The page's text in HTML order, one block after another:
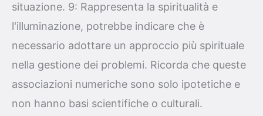
situazione. 9: Rappresenta la spiritualità e
l'illuminazione, potrebbe indicare che è
necessario adottare un approccio più spirituale
nella gestione dei problemi. Ricorda che queste
associazioni numeriche sono solo ipotetiche e
non hanno basi scientifiche o culturali.